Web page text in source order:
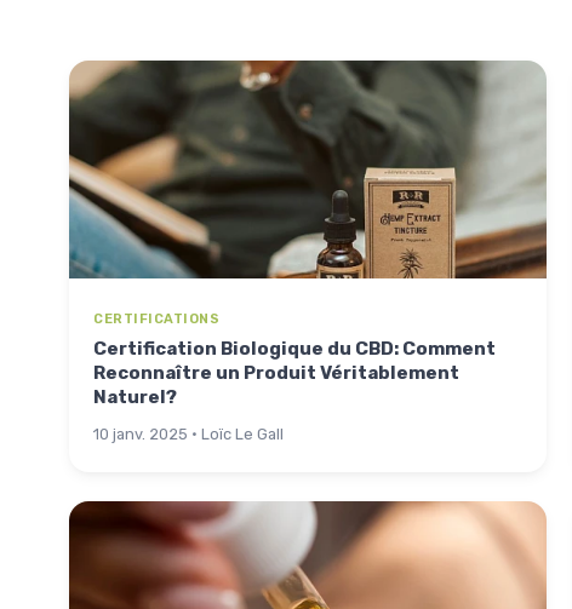
CERTIFICATIONS
Certification Biologique du CBD: Comment
Reconnaître un Produit Véritablement
Naturel?
10 janv. 2025 · Loïc Le Gall